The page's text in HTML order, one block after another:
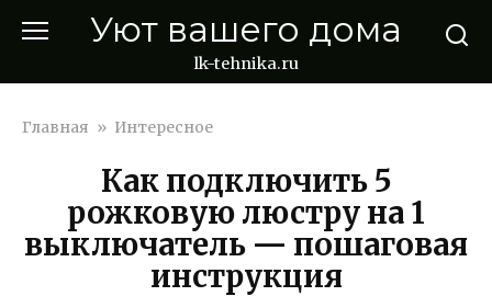
Уют вашего дома
lk-tehnika.ru
Главная » Интересное
Как подключить 5
рожковую люстру на 1
выключатель — пошаговая
инструкция